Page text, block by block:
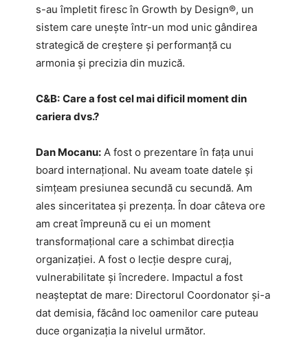
s-au împletit firesc în Growth by Design®, un
sistem care unește într-un mod unic gândirea
strategică de creștere și performanță cu
armonia și precizia din muzică.
C&B: Care a fost cel mai dificil moment din
cariera dvs.?
Dan Mocanu: A fost o prezentare în fața unui
board internațional. Nu aveam toate datele și
simțeam presiunea secundă cu secundă. Am
ales sinceritatea și prezența. În doar câteva ore
am creat împreună cu ei un moment
transformațional care a schimbat direcția
organizației. A fost o lecție despre curaj,
vulnerabilitate și încredere. Impactul a fost
neașteptat de mare: Directorul Coordonator și-a
dat demisia, făcând loc oamenilor care puteau
duce organizația la nivelul următor.